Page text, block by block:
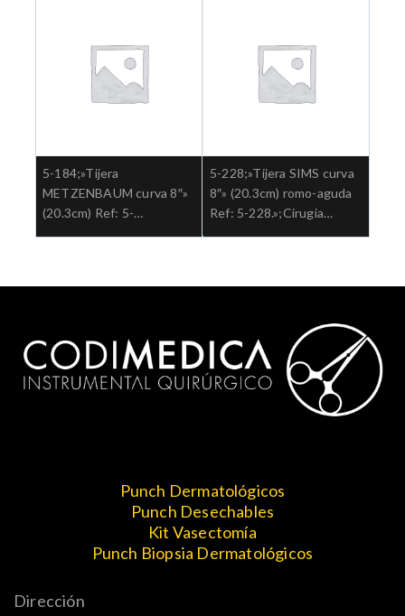
5-184;»Tijera
METZENBAUM curva 8″»
(20.3cm) Ref: 5-
5-228;»Tijera SIMS curva
8″» (20.3cm) romo-aguda
Ref: 5-228.»;Cirugia
Punch Dermatológicos
Punch Desechables
Kit Vasectomía
Punch Biopsia Dermatológicos
Dirección